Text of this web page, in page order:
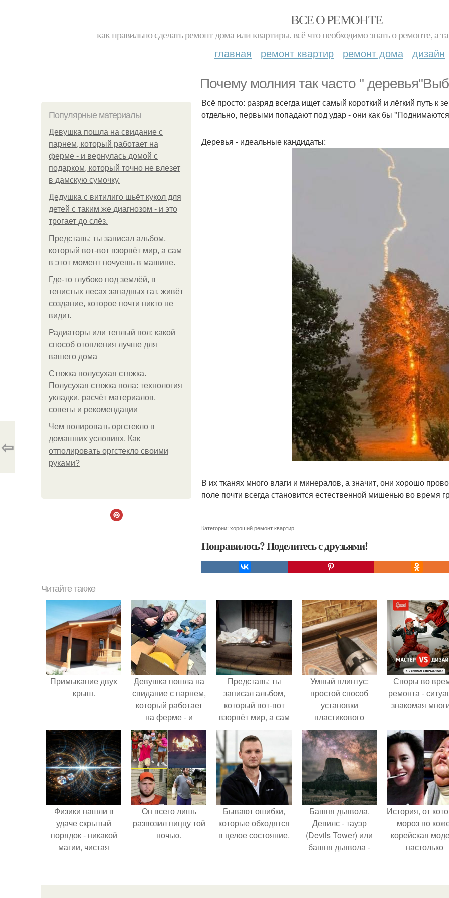
ВСЕ О РЕМОНТЕ
как правильно сделать ремонт дома или квартиры. всё что необходимо знать о ремонте,
главная ремонт квартир ремонт дома дизайн
Почему молния так часто "
Популярные материалы
Девушка пошла на свидание с
парнем, который работает на
ферме - и вернулась домой с
подарком, который точно не влезет
в дамскую сумочку.
Дедушка с витилиго шьёт кукол для
детей с таким же диагнозом - и это
трогает до слёз.
Представь: ты записал альбом,
который вот-вот взорвёт мир, а сам
в этот момент ночуешь в машине.
Где-то глубоко под землёй, в
тенистых лесах западных гат, живёт
создание, которое почти никто не
видит.
Радиаторы или теплый пол: какой
способ отопления лучше для
вашего дома
Стяжка полусухая стяжка.
Полусухая стяжка пола: технология
укладки, расчёт материалов,
советы и рекомендации
Чем полировать оргстекло в
домашних условиях. Как
отполировать оргстекло своими
руками?
Всё просто: разряд всегда ищет самый короткий и лёгкий путь
отдельно, первыми попадают под удар - они как бы
Деревья - идеальные кандидаты:
В их тканях много влаги и минералов, а значит, они хорошо
поле почти всегда становится естественной мишенью во время
Категории: хороший ремонт квартир
Понравилось? Поделитесь с друзьями!
⇦
Читайте также
Примыкание двух
крыш.
Девушка пошла на
свидание с парнем,
который работает
на ферме - и
вернулась домой с
подарком, который
точно не влезет в
дамскую сумочку.
Представь: ты
записал альбом,
который вот-вот
взорвёт мир, а сам
в этот момент
ночуешь в машине.
Умный плинтус:
простой способ
установки
пластикового
плинтуса на пол
Споры во
ремонта -
знакомая
Физики нашли в
удаче скрытый
порядок - никакой
магии, чистая
Он всего лишь
развозил пиццу той
ночью.
Бывают ошибки,
которые обходятся
в целое состояние.
Башня дьявола.
Девилс - тауэр
(Devils Tower) или
башня дьявола -
происхождения
История, от
мороз по
корейская
настолько
вколола себе